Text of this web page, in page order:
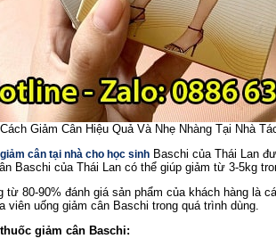
Cách Giảm Cân Hiệu Quả Và Nhẹ Nhàng Tại Nhà
giảm cân tại nhà cho học sinh Baschi của Thái Lan
Baschi của Thái Lan có thể giúp giảm từ 3-5kg
từ 80-90% đánh giá sản phẩm của khách hàng là
viên uống giảm cân Baschi trong quá trình dùng.
giảm cân Baschi: